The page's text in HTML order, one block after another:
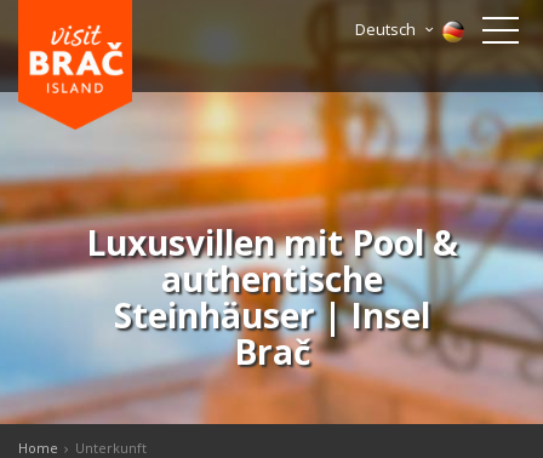
Deutsch
Luxusvillen mit Pool &
authentische
Steinhäuser | Insel
Brač
Home Unterkunft